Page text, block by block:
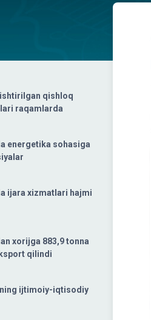
qishloq
raqamlarda
energetika sohasiga
ijara xizmatlari hajmi
xorijga 883,9 tonna
qilindi
ijtimoiy-iqtisodiy